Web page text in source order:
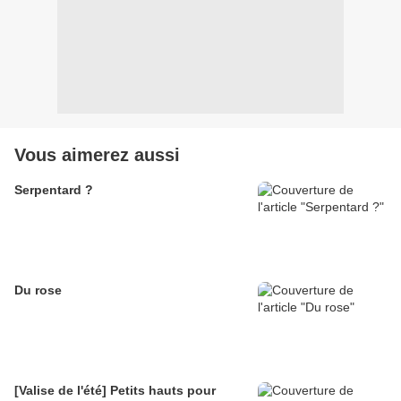
Vous aimerez aussi
Serpentard ?
Du rose
[Valise de l'été] Petits hauts pour